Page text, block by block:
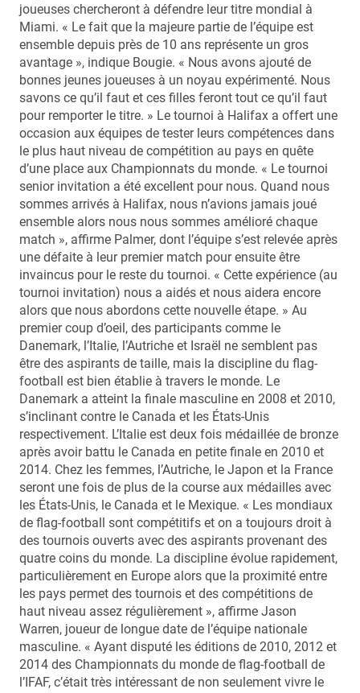
joueuses chercheront à défendre leur titre mondial à
Miami. « Le fait que la majeure partie de l’équipe est
ensemble depuis près de 10 ans représente un gros
avantage », indique Bougie. « Nous avons ajouté de
bonnes jeunes joueuses à un noyau expérimenté. Nous
savons ce qu’il faut et ces filles feront tout ce qu’il faut
pour remporter le titre. » Le tournoi à Halifax a offert une
occasion aux équipes de tester leurs compétences dans
le plus haut niveau de compétition au pays en quête
d’une place aux Championnats du monde. « Le tournoi
senior invitation a été excellent pour nous. Quand nous
sommes arrivés à Halifax, nous n’avions jamais joué
ensemble alors nous nous sommes amélioré chaque
match », affirme Palmer, dont l’équipe s’est relevée après
une défaite à leur premier match pour ensuite être
invaincus pour le reste du tournoi. « Cette expérience (au
tournoi invitation) nous a aidés et nous aidera encore
alors que nous abordons cette nouvelle étape. » Au
premier coup d’oeil, des participants comme le
Danemark, l’Italie, l’Autriche et Israël ne semblent pas
être des aspirants de taille, mais la discipline du flag-
football est bien établie à travers le monde. Le
Danemark a atteint la finale masculine en 2008 et 2010,
s’inclinant contre le Canada et les États-Unis
respectivement. L’Italie est deux fois médaillée de bronze
après avoir battu le Canada en petite finale en 2010 et
2014. Chez les femmes, l’Autriche, le Japon et la France
seront une fois de plus de la course aux médailles avec
les États-Unis, le Canada et le Mexique. « Les mondiaux
de flag-football sont compétitifs et on a toujours droit à
des tournois ouverts avec des aspirants provenant des
quatre coins du monde. La discipline évolue rapidement,
particulièrement en Europe alors que la proximité entre
les pays permet des tournois et des compétitions de
haut niveau assez régulièrement », affirme Jason
Warren, joueur de longue date de l’équipe nationale
masculine. « Ayant disputé les éditions de 2010, 2012 et
2014 des Championnats du monde de flag-football de
l’IFAF, c’était très intéressant de non seulement vivre le